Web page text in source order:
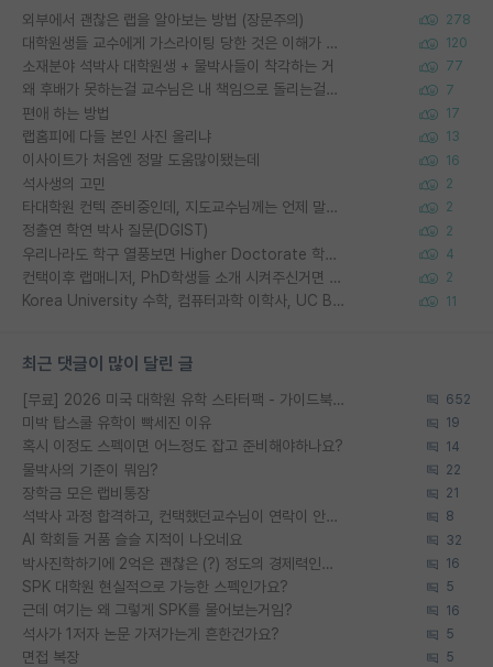
외부에서 괜찮은 랩을 알아보는 방법 (장문주의) 278
대학원생들 교수에게 가스라이팅 당한 것은 이해가 갑니다. 안타깝네요. 120
소재분야 석박사 대학원생 + 물박사들이 착각하는 거 77
왜 후배가 못하는걸 교수님은 내 책임으로 돌리는걸까요? 7
편애 하는 방법 17
랩홈피에 다들 본인 사진 올리냐 13
이사이트가 처음엔 정말 도움많이됐는데 16
석사생의 고민 2
타대학원 컨텍 준비중인데, 지도교수님께는 언제 말씀드려야 할까요? 2
정출연 학연 박사 질문(DGIST) 2
우리나라도 학구 열풍보면 Higher Doctorate 학위가 필요하다고 봅니다. 4
컨택이후 랩매니저, PhD학생들 소개 시켜주신거면 거의 컨펌에 가깝나요? 2
Korea University 수학, 컴퓨터과학 이학사, UC Berkeley 산업공학 대학원 공학박사가 되는 것은 쉽지 않겠죠? 11
최근 댓글이 많이 달린 글
[무료] 2026 미국 대학원 유학 스타터팩 - 가이드북 & 합격자 컨택메일 템플릿 652
미박 탑스쿨 유학이 빡세진 이유 19
혹시 이정도 스펙이면 어느정도 잡고 준비해야하나요? 14
물박사의 기준이 뭐임? 22
장학금 모은 랩비통장 21
석박사 과정 합격하고, 컨택했던교수님이 연락이 안됩니다... 8
AI 학회들 거품 슬슬 지적이 나오네요 32
박사진학하기에 2억은 괜찮은 (?) 정도의 경제력인가요 16
SPK 대학원 현실적으로 가능한 스펙인가요? 5
근데 여기는 왜 그렇게 SPK를 물어보는거임? 16
석사가 1저자 논문 가져가는게 흔한건가요? 5
면접 복장 5